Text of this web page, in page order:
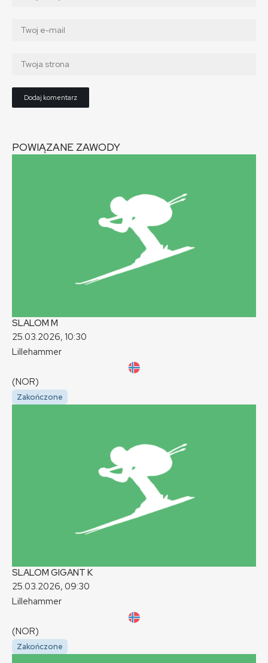
POWIĄZANE ZAWODY
SLALOM M
25.03.2026, 10:30
Lillehammer
(NOR)
Zakończone
SLALOM GIGANT K
25.03.2026, 09:30
Lillehammer
(NOR)
Zakończone